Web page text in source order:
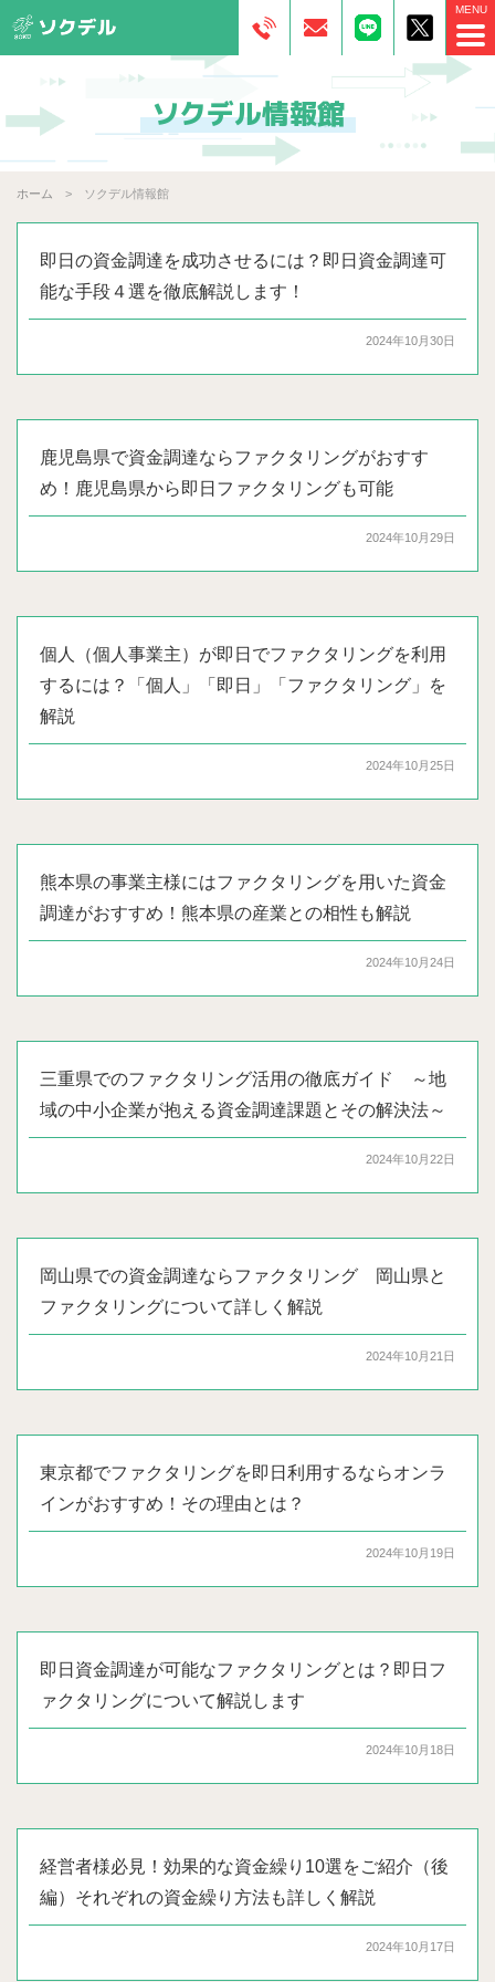
ソクデル情報館
ホーム ソクデル情報館
即日の資金調達を成功させるには？即日資金調達可
能な手段４選を徹底解説します！
2024年10月30日
鹿児島県で資金調達ならファクタリングがおすす
め！鹿児島県から即日ファクタリングも可能
2024年10月29日
個人（個人事業主）が即日でファクタリングを利用
するには？「個人」「即日」「ファクタリング」を
解説
2024年10月25日
熊本県の事業主様にはファクタリングを用いた資金
調達がおすすめ！熊本県の産業との相性も解説
2024年10月24日
三重県でのファクタリング活用の徹底ガイド ～地
域の中小企業が抱える資金調達課題とその解決法～
2024年10月22日
岡山県での資金調達ならファクタリング 岡山県と
ファクタリングについて詳しく解説
2024年10月21日
東京都でファクタリングを即日利用するならオンラ
インがおすすめ！その理由とは？
2024年10月19日
即日資金調達が可能なファクタリングとは？即日フ
ァクタリングについて解説します
2024年10月18日
経営者様必見！効果的な資金繰り10選をご紹介（後
編）それぞれの資金繰り方法も詳しく解説
2024年10月17日